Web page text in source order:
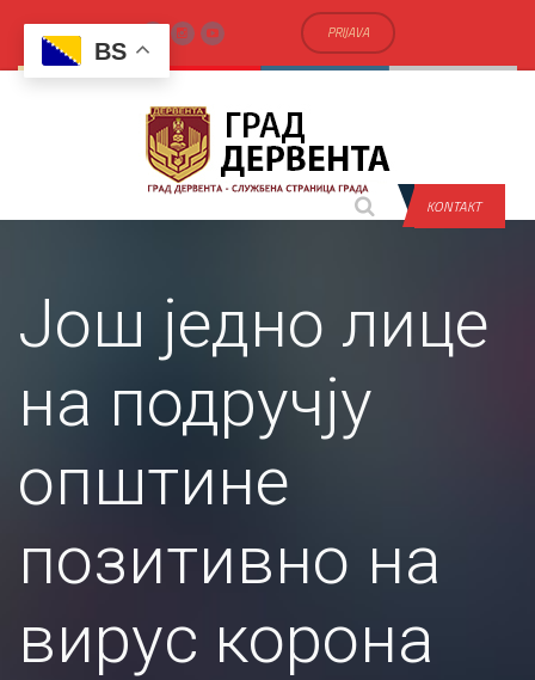
PRIJAVA
KONTAKT
Још једно лице
на подручју
општине
позитивно на
вирус корона
BS